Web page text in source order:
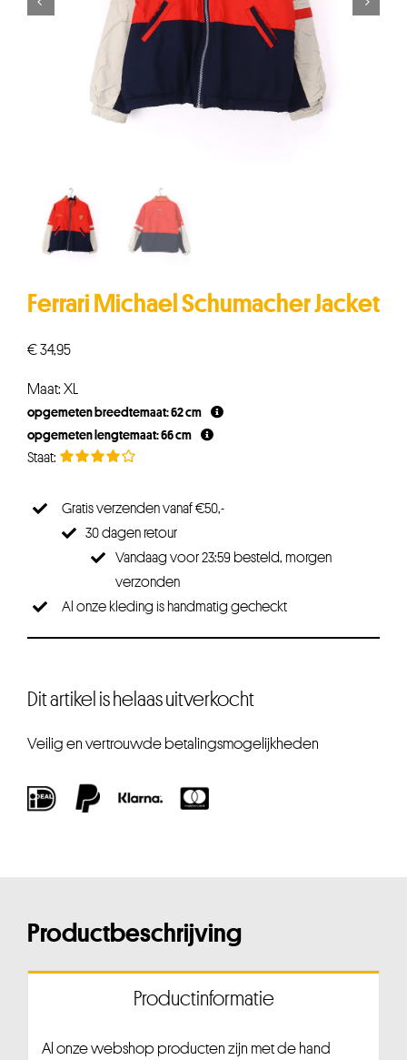
Ferrari Michael Schumacher Jacket
€34,95
Maat: XL
opgemeten breedtemaat: 62 cm
opgemeten lengtemaat: 66 cm
Gratis verzenden vanaf €50,-
30 dagen retour
Vandaag voor 23:59 besteld, morgen
verzonden
Al onze kleding is handmatig gecheckt
Dit artikel is helaas uitverkocht
Veilig en vertrouwde betalingsmogelijkheden
Productbeschrijving
Productinformatie
Al onze webshop producten zijn met de hand